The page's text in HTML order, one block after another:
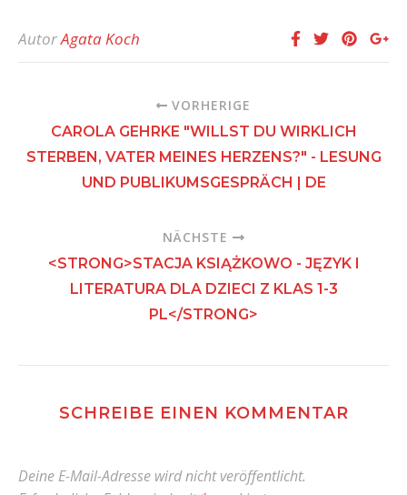
AutorAgata Koch
VORHERIGE
CAROLA GEHRKE "WILLST DU WIRKLICH
STERBEN, VATER MEINES HERZENS?" - LESUNG
UND PUBLIKUMSGESPRÄCH | DE
NÄCHSTE
<STRONG>STACJA KSIĄŻKOWO - JĘZYK I
LITERATURA DLA DZIECI Z KLAS 1-3
PL</STRONG>
SCHREIBE EINEN KOMMENTAR
Deine E-Mail-Adresse wird nicht veröffentlicht.